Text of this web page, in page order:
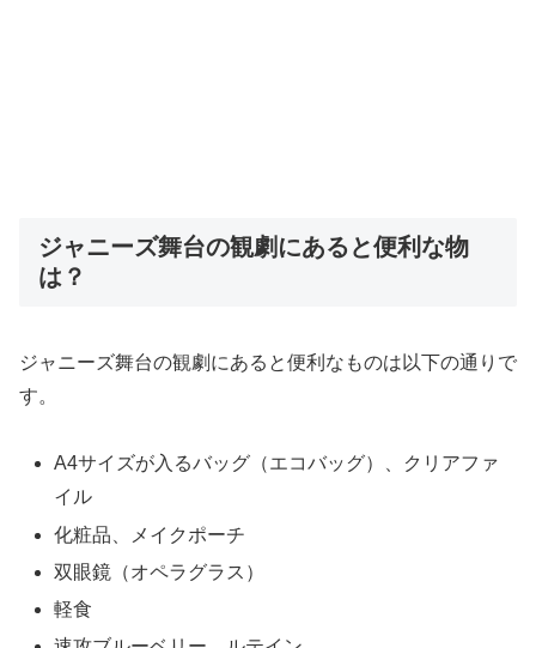
ジャニーズ舞台の観劇にあると便利な物
は？
ジャニーズ舞台の観劇にあると便利なものは以下の通りで
す。
A4サイズが入るバッグ（エコバッグ）、クリアファ
イル
化粧品、メイクポーチ
双眼鏡（オペラグラス）
軽食